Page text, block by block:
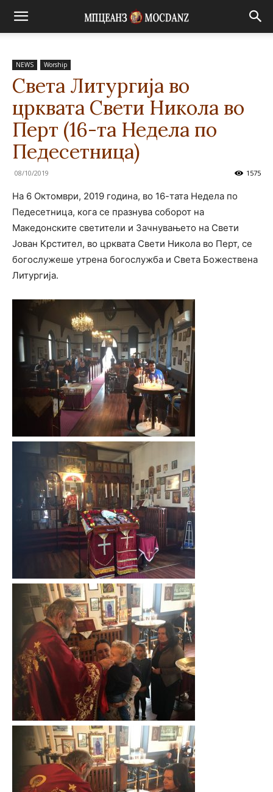
NEWS Worship
Света Литургија во
црквата Свети Никола во
Перт (16-та Недела по
Педесетница)
08/10/2019 1575
На 6 Октомври, 2019 година, во 16-тата Недела по
Педесетница, кога се празнува соборот на
Македонските светители и Зачнувањето на Свети
Јован Крстител, во црквата Свети Никола во Перт, се
богослужеше утрена богослужба и Света Божествена
Литургија.